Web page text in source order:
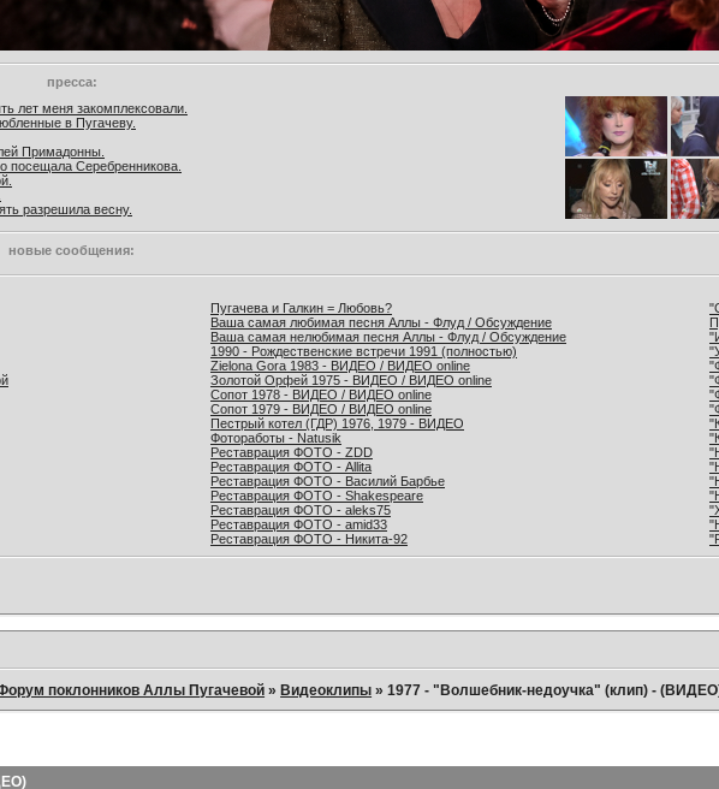
пресса:
лет меня закомплексовали.
в Пугачеву.
Примадонны.
посещала Серебренникова.
разрешила весну.
новые сообщения:
Пугачева и Галкин = Любовь?
Ваша самая любимая песня Аллы - Флуд / Обсуждение
Ваша самая нелюбимая песня Аллы - Флуд / Обсуждение
1990 - Рождественские встречи 1991 (полностью)
Zielona Gora 1983 - ВИДЕО / ВИДЕО online
Золотой Орфей 1975 - ВИДЕО / ВИДЕО online
Сопот 1978 - ВИДЕО / ВИДЕО online
Сопот 1979 - ВИДЕО / ВИДЕО online
Пестрый котел (ГДР) 1976, 1979 - ВИДЕО
Фотоработы - Natusik
Реставрация ФОТО - ZDD
Реставрация ФОТО - Allita
Реставрация ФОТО - Василий Барбье
Реставрация ФОТО - Shakespeare
Реставрация ФОТО - aleks75
Реставрация ФОТО - amid33
Реставрация ФОТО - Никита-92
поклонников Аллы Пугачевой »Видеоклипы »1977 - "Волшебник-недоучка" (клип) -